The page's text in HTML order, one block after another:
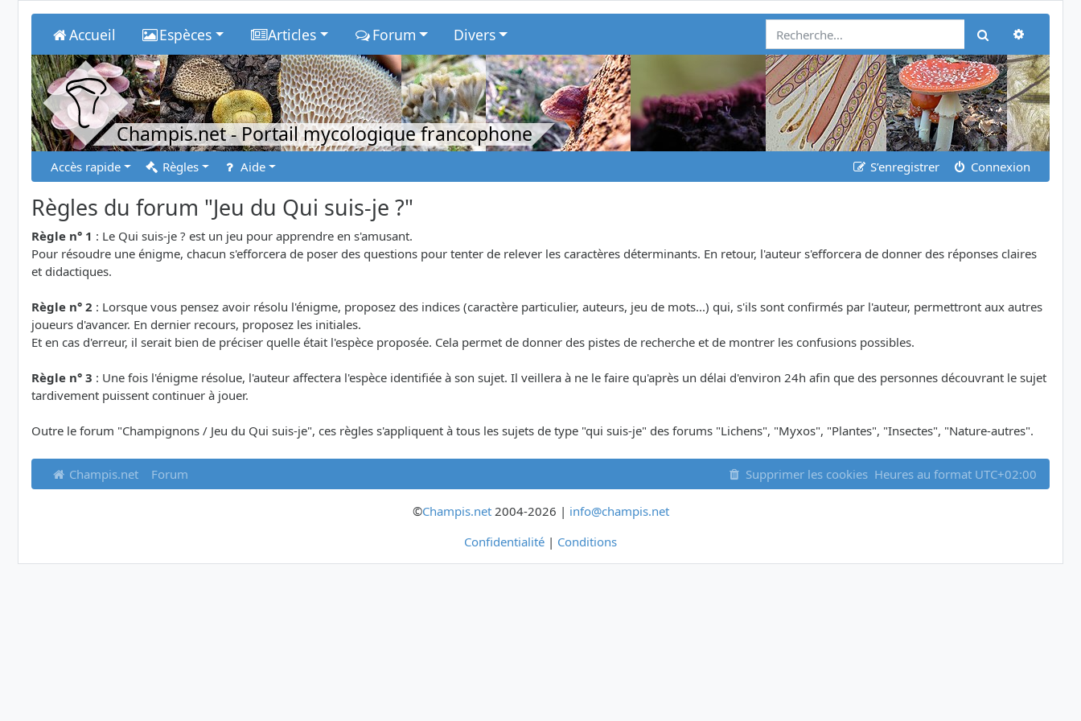
Accueil Espèces Articles Forum Divers Rechercher
Champis.net- Portail mycologique francophone
Accès rapide Règles Aide S’enregistrer Connexion
Règles du forum "Jeu du Qui suis-je ?"
Règle n° 1 : Le Qui suis-je ? est un jeu pour apprendre en s'amusant.
Pour résoudre une énigme, chacun s'efforcera de poser des questions pour tenter de relever les caractères déterminants. En retour, l'auteur s'efforcera de donner des réponses claires
et didactiques.
Règle n° 2 : Lorsque vous pensez avoir résolu l'énigme, proposez des indices (caractère particulier, auteurs, jeu de mots...) qui, s'ils sont confirmés par l'auteur, permettront aux autres
joueurs d'avancer. En dernier recours, proposez les initiales.
Et en cas d'erreur, il serait bien de préciser quelle était l'espèce proposée. Cela permet de donner des pistes de recherche et de montrer les confusions possibles.
Règle n° 3 : Une fois l'énigme résolue, l'auteur affectera l'espèce identifiée à son sujet. Il veillera à ne le faire qu'après un délai d'environ 24h afin que des personnes découvrant le sujet
tardivement puissent continuer à jouer.
Outre le forum "Champignons / Jeu du Qui suis-je", ces règles s'appliquent à tous les sujets de type "qui suis-je" des forums "Lichens", "Myxos", "Plantes", "Insectes", "Nature-autres".
Champis.net Forum Supprimer les cookies Heures au format UTC+02:00
©Champis.net2004-2026 | info@champis.net
Confidentialité | Conditions